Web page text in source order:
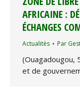
AFRICAINE :
ÉCHANGES
Actualités Par
(Ouagadougou,
et de